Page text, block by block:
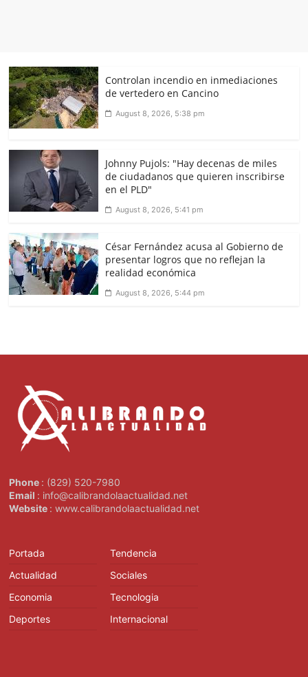
Controlan incendio en inmediaciones
de vertedero en Cancino
August 8, 2026, 5:38 pm
Johnny Pujols: "Hay decenas de miles
de ciudadanos que quieren inscribirse
en el PLD"
August 8, 2026, 5:41 pm
César Fernández acusa al Gobierno de
presentar logros que no reflejan la
realidad económica
August 8, 2026, 5:44 pm
Phone : (829) 520-7980
Email : info@calibrandolaactualidad.net
Website : www.calibrandolaactualidad.net
Portada
Actualidad
Economia
Deportes
Tendencia
Sociales
Tecnologia
Internacional